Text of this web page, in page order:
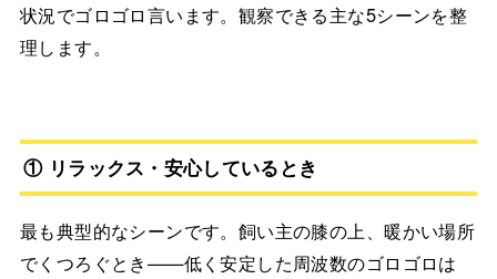
状況でゴロゴロ言います。観察できる主な5シーンを整
理します。
① リラックス・安心しているとき
最も典型的なシーンです。飼い主の膝の上、暖かい場所
でくつろぐとき——低く安定した周波数のゴロゴロは